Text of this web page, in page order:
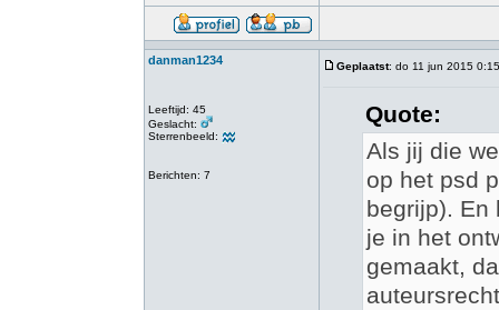
danman1234
Leeftijd: 45
Geslacht:
Sterrenbeeld:
Berichten: 7
Geplaatst: do 11 jun 2015 0:15
Quote:
Als jij die
op het psd
begrijp). En
je in het
gemaakt,